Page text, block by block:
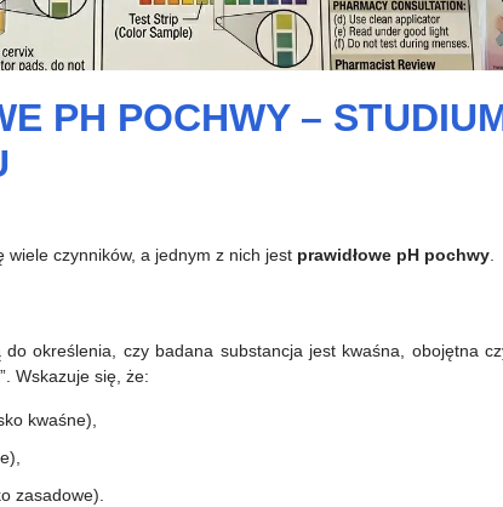
PH POCHWY –
wiele czynników, a jednym z nich jest prawidłowe pH pochwy
do określenia, czy badana substancja jest kwaśna, obojętna
Wskazuje się, że:
kwaśne),
zasadowe).